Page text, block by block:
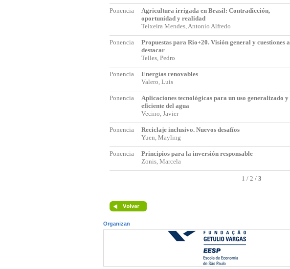
Ponencia
Agricultura irrigada en Brasil: Contradicción,
oportunidad y realidad
Teixeira Mendes, Antonio Alfredo
Ponencia
Propuestas para Rio+20. Visión general y cuestiones a
destacar
Telles, Pedro
Ponencia
Energías renovables
Valero, Luis
Ponencia
Aplicaciones tecnológicas para un uso generalizado y
eficiente del agua
Vecino, Javier
Ponencia
Reciclaje inclusivo. Nuevos desafíos
Yuen, Mayling
Ponencia
Principios para la inversión responsable
Zonis, Marcela
1 / 2 /3
Organizan